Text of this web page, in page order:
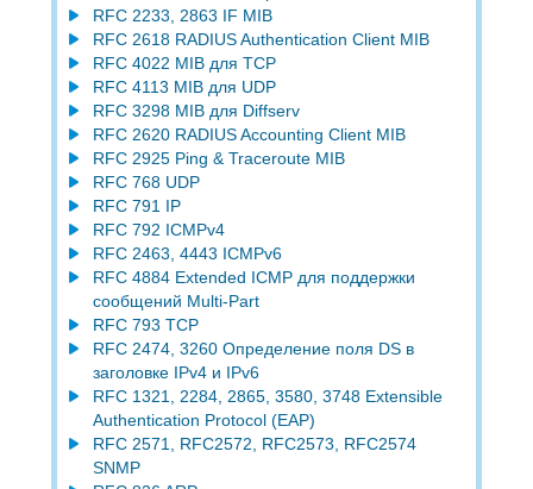
RFC 2233, 2863 IF MIB
RFC 2618 RADIUS Authentication Client MIB
RFC 4022 MIB для TCP
RFC 4113 MIB для UDP
RFC 3298 MIB для Diffserv
RFC 2620 RADIUS Accounting Client MIB
RFC 2925 Ping & Traceroute MIB
RFC 768 UDP
RFC 791 IP
RFC 792 ICMPv4
RFC 2463, 4443 ICMPv6
RFC 4884 Extended ICMP для поддержки
сообщений Multi-Part
RFC 793 TCP
RFC 2474, 3260 Определение поля DS в
заголовке IPv4 и IPv6
RFC 1321, 2284, 2865, 3580, 3748 Extensible
Authentication Protocol (EAP)
RFC 2571, RFC2572, RFC2573, RFC2574
SNMP